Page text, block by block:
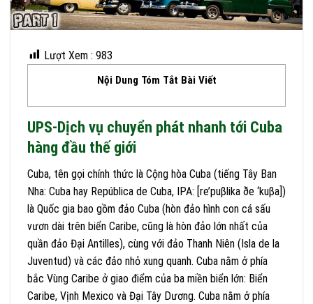
Lượt Xem : 983
Nội Dung Tóm Tắt Bài Viết
UPS-Dịch vụ chuyển phát nhanh tới Cuba
hàng đầu thế giới
Cuba, tên gọi chính thức là Cộng hòa Cuba (tiếng Tây Ban
Nha: Cuba hay República de Cuba, IPA: [re’puβlika ðe ‘kuβa])
là Quốc gia bao gồm đảo Cuba (hòn đảo hình con cá sấu
vươn dài trên biển Caribe, cũng là hòn đảo lớn nhất của
quần đảo Đại Antilles), cùng với đảo Thanh Niên (Isla de la
Juventud) và các đảo nhỏ xung quanh. Cuba nằm ở phía
bắc Vùng Caribe ở giao điểm của ba miền biển lớn: Biển
Caribe, Vịnh Mexico và Đại Tây Dương. Cuba nằm ở phía